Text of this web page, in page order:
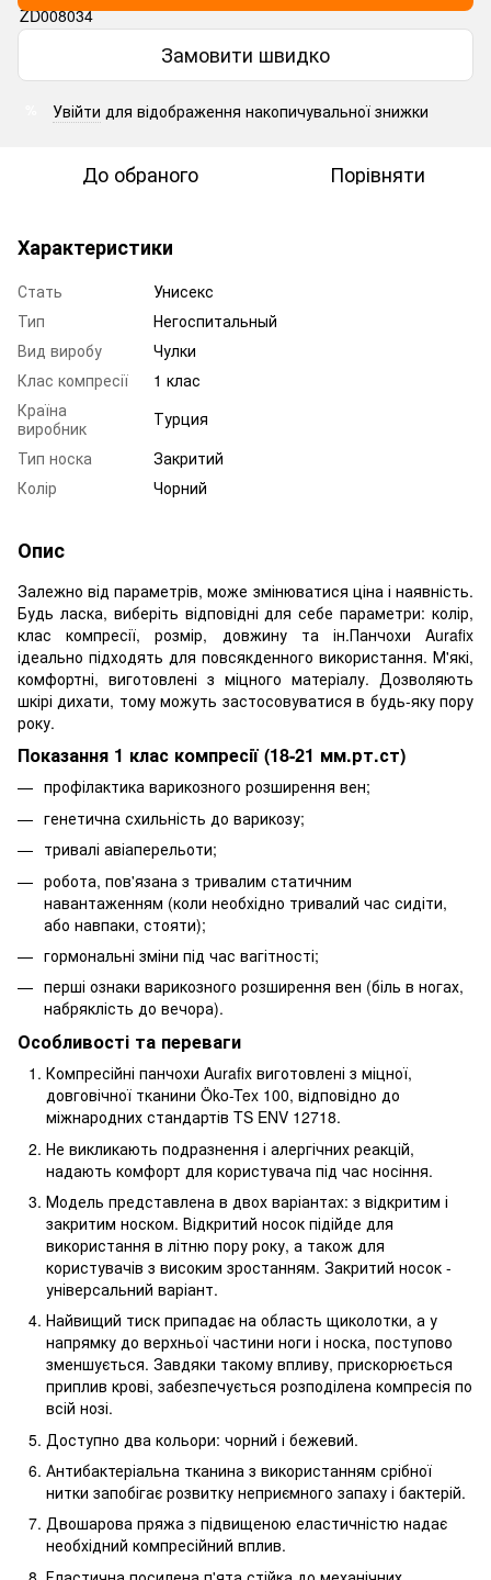
Замовити швидко
Увійти для відображення накопичувальної знижки
До обраного Порівняти
Характеристики
Стать
Унисекс
Тип
Негоспитальный
Вид виробу
Чулки
Клас компресії
1 клас
Країна
виробник
Турция
Тип носка
Закритий
Колір
Чорний
Опис
Залежно від параметрів, може змінюватися ціна і наявність.
Будь ласка, виберіть відповідні для себе параметри: колір,
клас компресії, розмір, довжину та ін.Панчохи Aurafix
ідеально підходять для повсякденного використання. М'які,
комфортні, виготовлені з міцного матеріалу. Дозволяють
шкірі дихати, тому можуть застосовуватися в будь-яку пору
року.
Показання 1 клас компресії (18-21 мм.рт.ст)
профілактика варикозного розширення вен;
генетична схильність до варикозу;
тривалі авіаперельоти;
робота, пов'язана з тривалим статичним
навантаженням (коли необхідно тривалий час сидіти,
або навпаки, стояти);
гормональні зміни під час вагітності;
перші ознаки варикозного розширення вен (біль в ногах,
набряклість до вечора).
Особливості та переваги
Компресійні панчохи Aurafix виготовлені з міцної,
довговічної тканини Öko-Tex 100, відповідно до
міжнародних стандартів TS ENV 12718.
Не викликають подразнення і алергічних реакцій,
надають комфорт для користувача під час носіння.
Модель представлена в двох варіантах: з відкритим і
закритим носком. Відкритий носок підійде для
використання в літню пору року, а також для
користувачів з високим зростанням. Закритий носок -
універсальний варіант.
Найвищий тиск припадає на область щиколотки, а у
напрямку до верхньої частини ноги і носка, поступово
зменшується. Завдяки такому впливу, прискорюється
приплив крові, забезпечується розподілена компресія по
всій нозі.
Доступно два кольори: чорний і бежевий.
Антибактеріальна тканина з використанням срібної
нитки запобігає розвитку неприємного запаху і бактерій.
Двошарова пряжа з підвищеною еластичністю надає
необхідний компресійний вплив.